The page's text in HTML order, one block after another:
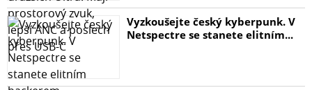
Vyzkoušejte český kyberpunk. V
Netspectre se stanete elitním...